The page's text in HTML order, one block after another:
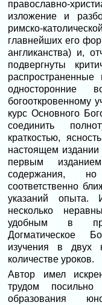
православно-
изложение и
римско-
главнейших его
англиканства) и,
подвергнуты
односторонние
богооткровенному
курс Основного
соединить
краткостью,
настоящем
первым
содержания,
соответственно
указаний опыта.
несколько
удобным в
Догматическое
изучения в двух
количестве уроков.
Автор имел
трудом посильно
образования